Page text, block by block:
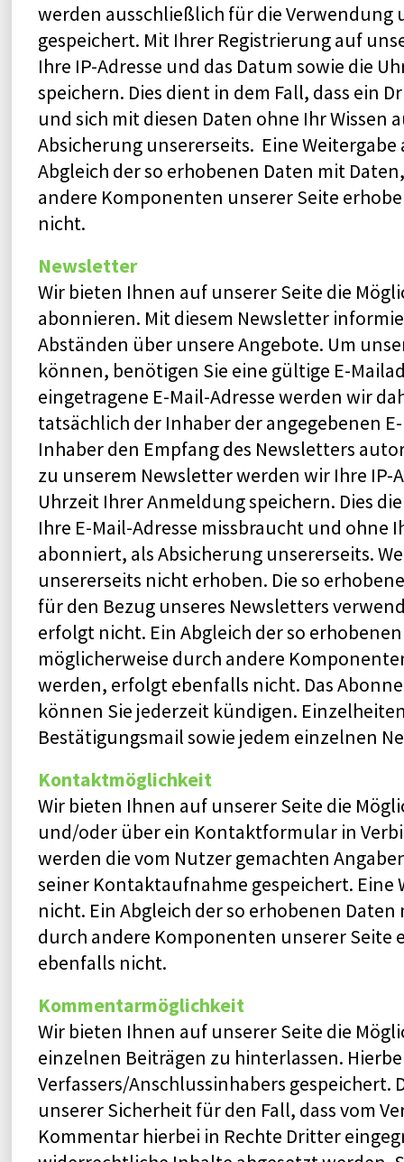
werden ausschließlich für die Verwendung
gespeichert. Mit Ihrer Registrierung auf
Ihre IP-Adresse und das Datum sowie die
speichern. Dies dient in dem Fall, dass ein
und sich mit diesen Daten ohne Ihr Wissen
Absicherung unsererseits. Eine
Abgleich der so erhobenen Daten mit
andere Komponenten unserer Seite
nicht.
Newsletter
Wir bieten Ihnen auf unserer Seite die
abonnieren. Mit diesem Newsletter
Abständen über unsere Angebote. Um
können, benötigen Sie eine gültige E-
eingetragene E-Mail-Adresse werden wir
tatsächlich der Inhaber der angegebenen
Inhaber den Empfang des Newsletters
zu unserem Newsletter werden wir Ihre IP-
Uhrzeit Ihrer Anmeldung speichern. Dies
Ihre E-Mail-Adresse missbraucht und ohne
abonniert, als Absicherung unsererseits.
unsererseits nicht erhoben. Die so
für den Bezug unseres Newsletters
erfolgt nicht. Ein Abgleich der so
möglicherweise durch andere
werden, erfolgt ebenfalls nicht. Das
können Sie jederzeit kündigen.
Bestätigungsmail sowie jedem einzelnen
Kontaktmöglichkeit
Wir bieten Ihnen auf unserer Seite die
und/oder über ein Kontaktformular in
werden die vom Nutzer gemachten
seiner Kontaktaufnahme gespeichert. Eine
nicht. Ein Abgleich der so erhobenen
durch andere Komponenten unserer Seite
ebenfalls nicht.
Kommentarmöglichkeit
Wir bieten Ihnen auf unserer Seite die
einzelnen Beiträgen zu hinterlassen.
Verfassers/Anschlussinhabers gespeichert.
unserer Sicherheit für den Fall, dass vom
Kommentar hierbei in Rechte Dritter